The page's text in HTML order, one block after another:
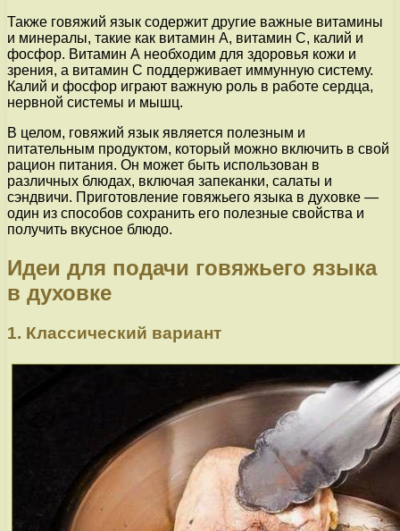
Также говяжий язык содержит другие важные витамины
и минералы, такие как витамин А, витамин С, калий и
фосфор. Витамин А необходим для здоровья кожи и
зрения, а витамин C поддерживает иммунную систему.
Калий и фосфор играют важную роль в работе сердца,
нервной системы и мышц.
В целом, говяжий язык является полезным и
питательным продуктом, который можно включить в свой
рацион питания. Он может быть использован в
различных блюдах, включая запеканки, салаты и
сэндвичи. Приготовление говяжьего языка в духовке —
один из способов сохранить его полезные свойства и
получить вкусное блюдо.
Идеи для подачи говяжьего языка
в духовке
1. Классический вариант